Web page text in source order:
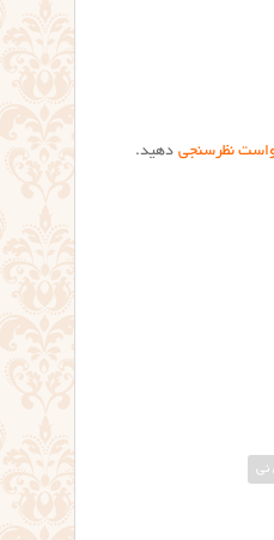
نظرسنجی دهید.
نی